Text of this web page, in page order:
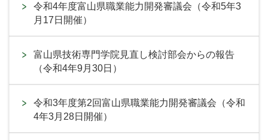
令和4年度富山県職業能力開発審議会（令和5年3
月17日開催）
富山県技術専門学院見直し検討部会からの報告
（令和4年9月30日）
令和3年度第2回富山県職業能力開発審議会（令和
4年3月28日開催）